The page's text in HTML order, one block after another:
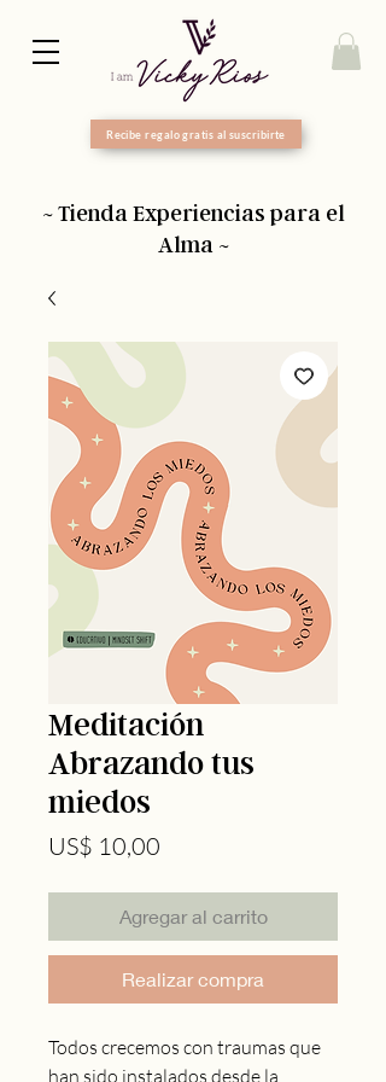
Recibe regalo gratis al suscribirte
~ Tienda Experiencias para el
Alma ~
Meditación
Abrazando tus
miedos
US$ 10,00
Agregar al carrito
Realizar compra
Todos crecemos con traumas que
han sido instalados desde la